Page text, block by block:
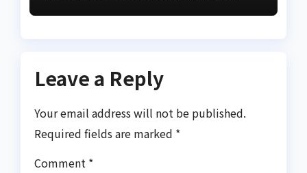
Leave a Reply
Your email address will not be published.
Required fields are marked *
Comment *